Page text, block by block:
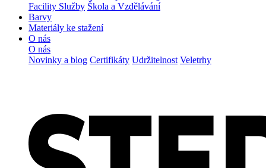
Facility Služby Škola a Vzdělávání
Barvy
Materiály ke stažení
O nás
O nás
Novinky a blog Certifikáty Udržitelnost Veletrhy